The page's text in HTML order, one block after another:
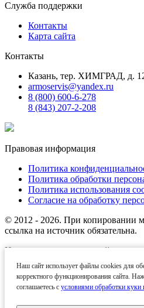
Наш сайт использует файлы cookies для
корректного функционирования сайта.
соглашаетесь с условиями обработки куки
Служба поддержки
Контакты
Карта сайта
Контакты
Казань, тер. ХИМГРАД, д.
armoservis@yandex.ru
8 (800) 600-6-278
8 (843) 207-2-208
Правовая информация
Политика
Политика обработки
Политика использования
Согласие на обработку
© 2012 - 2026. При копировании
ссылка на источник обязательна.
Названия производителей,
используются на сайте
(справочных) целях. Все
наименования являются
правообладателей.